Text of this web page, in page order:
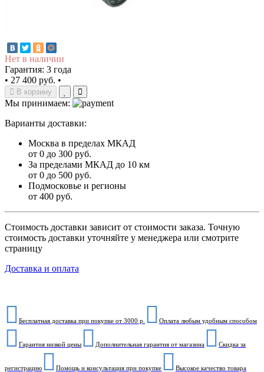
Нет в наличии
Гарантия: 3 года
• 27 400 руб. •
В корзину
Мы принимаем:
Варианты доставки:
Москва в пределах МКАД
от 0 до 300 руб.
За пределами МКАД до 10 км
от 0 до 500 руб.
Подмосковье и регионы
от 400 руб.
Стоимость доставки зависит от стоимости заказа. Точную
стоимость доставки уточняйте у менеджера или смотрите
страницу
Доставка и оплата
Бесплатная доставка при покупке от 3000 р. Оплата любым удобным способом
Гарантия низкой цены Дополнительная гарантия от магазина Скидка за
регистрацию Помощь и консультация при покупке Высокое качество товара